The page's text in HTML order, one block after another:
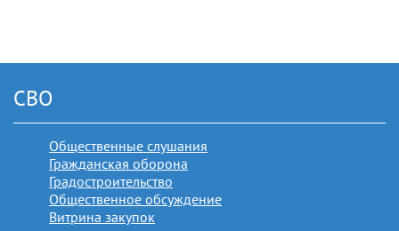
СВО
Общественные слушания
Гражданская оборона
Градостроительство
Общественное обсуждение
Витрина закупок